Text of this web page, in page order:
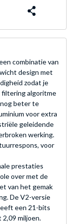
combinatie van
design met
zodat je
filtering algoritme
beter te
voor extra
geleidende
werking.
voor
prestaties
over met de
van het gemak
De V2-versie
een 21-bits
miljoen.